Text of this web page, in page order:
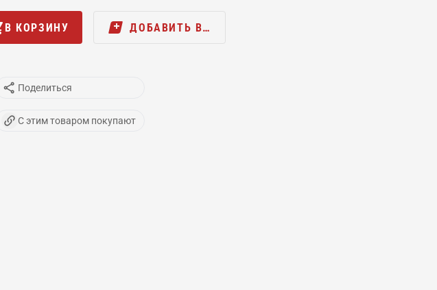
В КОРЗИНУ ДОБАВИТЬ В…
Поделиться
С этим товаром покупают